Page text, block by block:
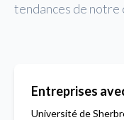
tendances de notre
Entreprises
Université de